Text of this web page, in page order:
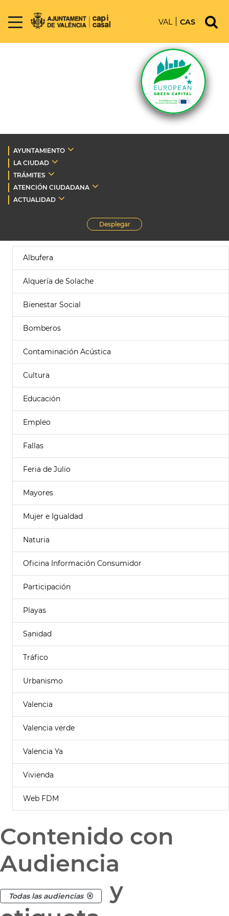
VAL CAS
AYUNTAMIENTO
LA CIUDAD
TRÁMITES
ATENCIÓN CIUDADANA
ACTUALIDAD
Desplegar
Albufera
Alquería de Solache
Bienestar Social
Bomberos
Contaminación Acústica
Cultura
Educación
Empleo
Fallas
Feria de Julio
Mayores
Mujer e Igualdad
Naturia
Oficina Información Consumidor
Participación
Playas
Sanidad
Tráfico
Urbanismo
Valencia
Valencia verde
Valencia Ya
Vivienda
Web FDM
Contenido con
Audiencia
Todas las audiencias
y